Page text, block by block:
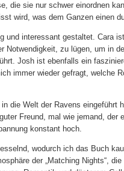
die sie nur schwer einordnen
wird, was dem Ganzen einen
und interessant gestaltet. Cara
zu lügen, um in
Josh ist ebenfalls ein
immer wieder gefragt, welche
die Welt der Ravens
Freund, mal wie jemand,
konstant hoch.
wodurch ich das Buch
der „Matching Nights“,